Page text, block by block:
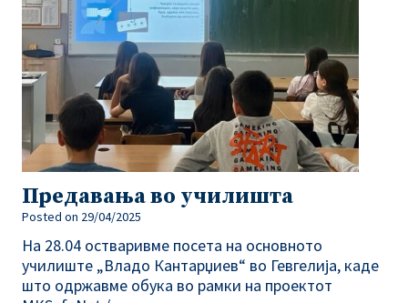
Предавања во училишта
Posted on 29/04/2025
На 28.04 остваривме посета на основното
училиште „Владо Кантарџиев“ во Гевгелија, каде
што одржавме обука во рамки на проектот